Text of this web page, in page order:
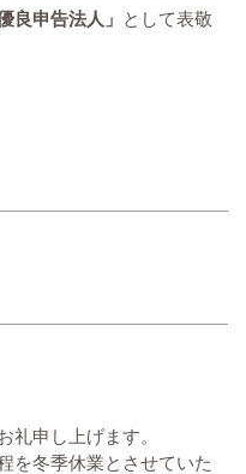
優良申告法人」 として表敬
礼申し上げます。
を冬季休業とさせていた